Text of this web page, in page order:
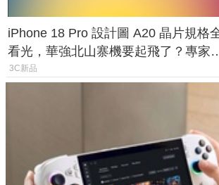
iPhone 18 Pro 設計圖 A20 晶片規格
看光，華強北山寨機要起飛了？專家
山寨機無法復刻兩大關鍵
3C新品